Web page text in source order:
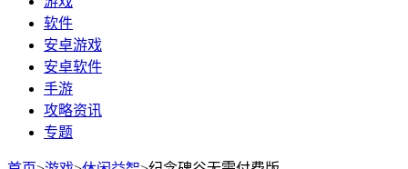
软件
安卓游戏
安卓软件
手游
攻略资讯
专题